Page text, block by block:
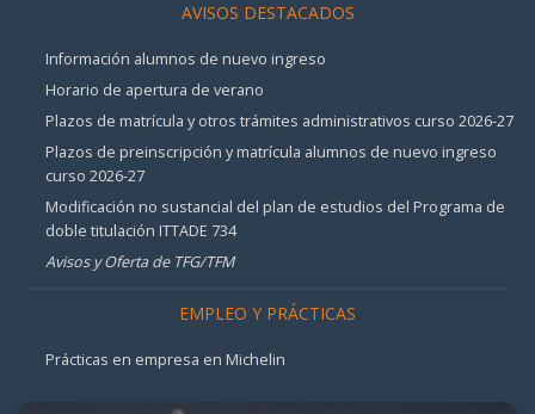
AVISOS DESTACADOS
Información alumnos de nuevo ingreso
Horario de apertura de verano
Plazos de matrícula y otros trámites administrativos curso 2026-27
Plazos de preinscripción y matrícula alumnos de nuevo ingreso
curso 2026-27
Modificación no sustancial del plan de estudios del Programa de
doble titulación ITTADE 734
Avisos y Oferta de TFG/TFM
EMPLEO Y PRÁCTICAS
Prácticas en empresa en Michelin